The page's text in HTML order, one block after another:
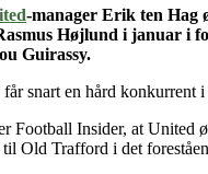
-manager Erik ten Hag
Højlund i januar i
Guirassy.
snart en hård konkurrent
Football Insider, at United
Old Trafford i det